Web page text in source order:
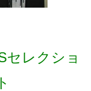
セレクショ